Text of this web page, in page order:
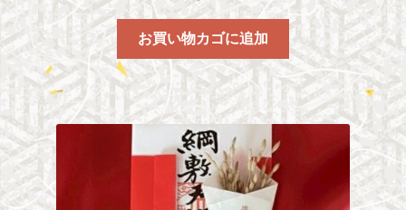
お買い物カゴに追加